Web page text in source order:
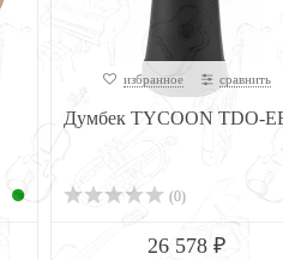
избранное сравнить
Думбек TYCOON TDO-
(0)
26 578 ₽